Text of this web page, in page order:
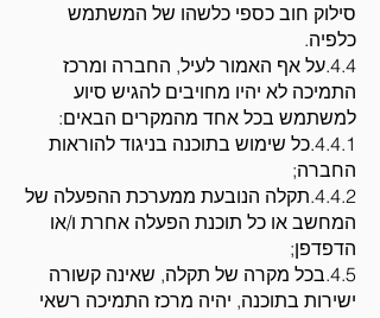
סילוק חוב כספי כלשהו של המשתמש
כלפיה.
4.4.על אף האמור לעיל, החברה ומרכז
התמיכה לא יהיו מחויבים להגיש סיוע
למשתמש בכל אחד מהמקרים הבאים:
4.4.1.כל שימוש בתוכנה בניגוד להוראות
החברה;
4.4.2.תקלה הנובעת ממערכת ההפעלה של
המחשב או כל תוכנת הפעלה אחרת ו/או
הדפדפן;
4.5.בכל מקרה של תקלה, שאינה קשורה
ישירות בתוכנה, יהיה מרכז התמיכה רשאי